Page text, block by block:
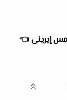
مس إيرينى👈
- مس إسراء